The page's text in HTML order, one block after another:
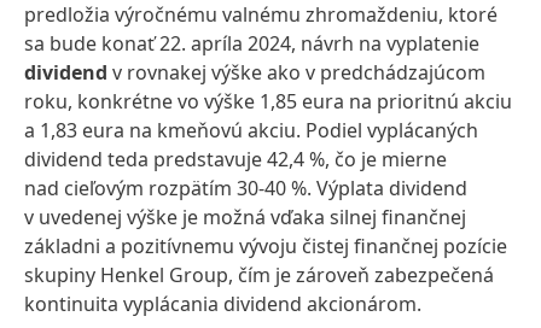
predložia výročnému valnému zhromaždeniu, ktoré
sa bude konať 22. apríla 2024, návrh na vyplatenie
dividend v rovnakej výške ako v predchádzajúcom
roku, konkrétne vo výške 1,85 eura na prioritnú akciu
a 1,83 eura na kmeňovú akciu. Podiel vyplácaných
dividend teda predstavuje 42,4 %, čo je mierne
nad cieľovým rozpätím 30-40 %. Výplata dividend
v uvedenej výške je možná vďaka silnej finančnej
základni a pozitívnemu vývoju čistej finančnej pozície
skupiny Henkel Group, čím je zároveň zabezpečená
kontinuita vyplácania dividend akcionárom.